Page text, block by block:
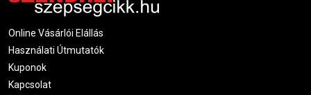
Online Vásárlói Elállás
Használati Útmutatók
Kuponok
Kapcsolat